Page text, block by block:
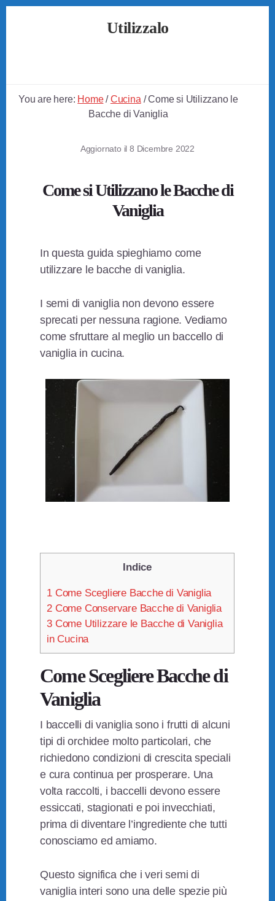
Utilizzalo
Tutto
You are here: Home / Cucina /Come si Utilizzano le
Bacche di Vaniglia
Aggiornato il8 Dicembre 2022
Come si Utilizzano le Bacche di
Vaniglia
In questa guida spieghiamo come
utilizzare le bacche di vaniglia.
I semi di vaniglia non devono essere
sprecati per nessuna ragione. Vediamo
come sfruttare al meglio un baccello di
vaniglia in cucina.
Indice
1Come Scegliere Bacche di Vaniglia
2Come Conservare Bacche di Vaniglia
3Come Utilizzare le Bacche di Vaniglia
in Cucina
Come Scegliere Bacche di
Vaniglia
I baccelli di vaniglia sono i frutti di alcuni
tipi di orchidee molto particolari, che
richiedono condizioni di crescita speciali
e cura continua per prosperare. Una
volta raccolti, i baccelli devono essere
essiccati, stagionati e poi invecchiati,
prima di diventare l’ingrediente che tutti
conosciamo ed amiamo.
Questo significa che i veri semi di
vaniglia interi sono una delle spezie più